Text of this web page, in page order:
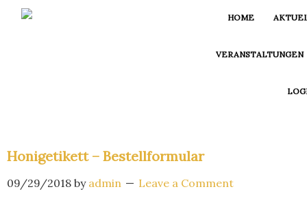
Skip
Skip
Skip
HOME
VERANSTALTUNGEN
Honigetikett – Bestellformular
09/29/2018 by admin Leave a Comment